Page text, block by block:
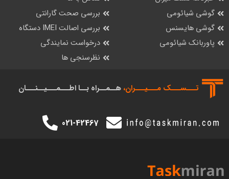
گوشی شیائومی
گوشی هایسنس
پاوربانک شیائومی
بررسی صحت گارانتی
بررسی اصالت IMEI دستگاه
درخواست نمایندگی
نظرسنجی ها
تـــســـک‌ مـــیـــران، هــمــراه بــا اطـــمـــیــنـــان
021-42467